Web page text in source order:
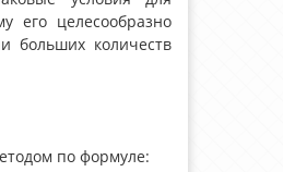
его целесообразно
больших количеств
по формуле: